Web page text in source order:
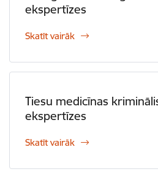
ekspertīzes
Skatīt vairāk
Tiesu medicīnas
ekspertīzes
Skatīt vairāk